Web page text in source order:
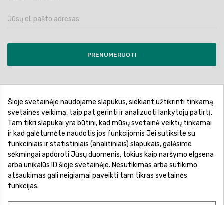
PRENUMERUOTI
Pirkimo sąlygos ir taisyklės
Privatumo politika
Garantinis aptarnavimas
Prekių pristatymas
Prekių grąžinimas
Atsiskaitymo būdai
Šioje svetainėje naudojame slapukus, siekiant užtikrinti tinkamą
svetainės veikimą, taip pat gerinti ir analizuoti lankytojų patirtį.
Tam tikri slapukai yra būtini, kad mūsų svetainė veiktų tinkamai
ir kad galėtumėte naudotis jos funkcijomis Jei sutiksite su
funkciniais ir statistiniais (analitiniais) slapukais, galėsime
sėkmingai apdoroti Jūsų duomenis, tokius kaip naršymo elgsena
arba unikalūs ID šioje svetainėje. Nesutikimas arba sutikimo
atšaukimas gali neigiamai paveikti tam tikras svetainės
funkcijas.